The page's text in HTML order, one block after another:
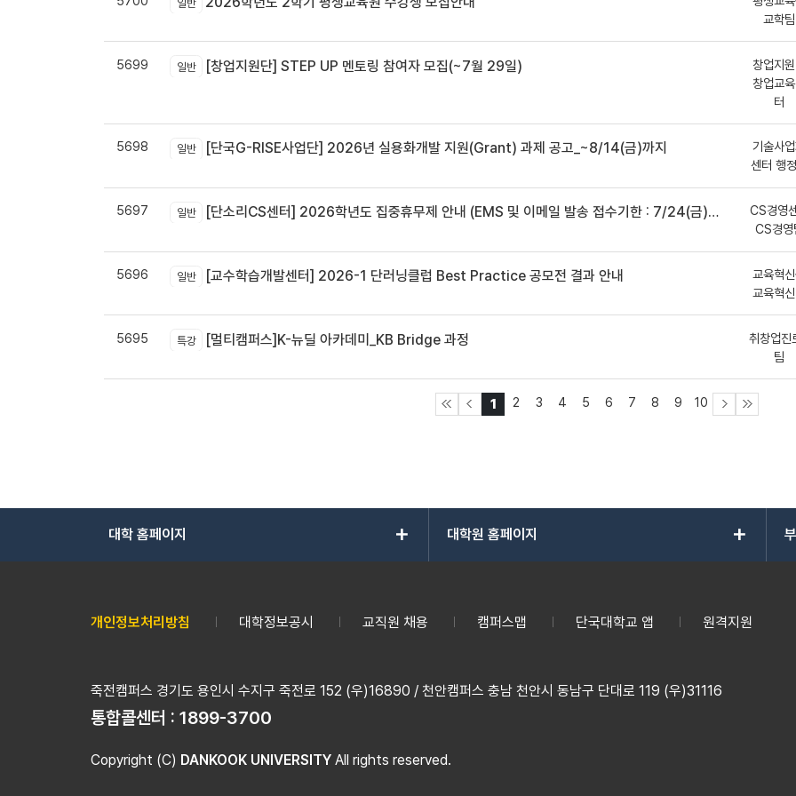
일반
교학팀
5699 일반 [창업지원단] STEP UP 멘토링 참여자 모집(~7월 29일)
창업지
창업교
터
5698 일반 [단국G-RISE사업단] 2026년 실용화개발 지원(Grant) 과제 공고_~8/14(금)까지
기술사
센터 행
5697 일반 [단소리CS센터] 2026학년도 집중휴무제 안내 (EMS 및 이메일 발송 접수기한 : 7/24(금) 오후 12시까지)
CS경영
CS경영
5696 일반 [교수학습개발센터] 2026-1 단러닝클럽 Best Practice 공모전 결과 안내
교육혁
교육혁
5695 특강 [멀티캠퍼스]K-뉴딜 아카데미_KB Bridge 과정
취창업진
팀
1 2 3 4 5 6 7 8 9 10
대학 홈페이지 add 대학원 홈페이지 add
개인정보처리방침 대학정보공시 교직원 채용 캠퍼스맵 단국대학교 앱 원격지원
죽전캠퍼스 경기도 용인시 수지구 죽전로 152 (우)16890 / 천안캠퍼스 충남 천안시 동남구 단대로 119 (우)31116
통합콜센터 : 1899-3700
Copyright (C) DANKOOK UNIVERSITY All rights reserved.